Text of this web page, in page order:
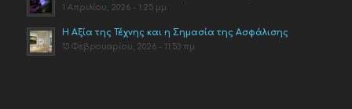
1 Απριλίου, 2026 - 1:25 μμ
Η Αξία της Τέχνης και η Σημασία της Ασφάλισης
13 Φεβρουαρίου, 2026 - 11:53 πμ